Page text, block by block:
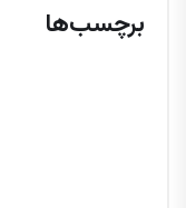
برچسب‌ها